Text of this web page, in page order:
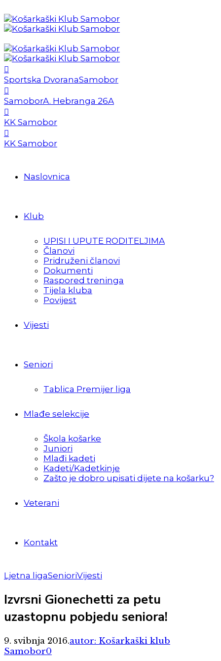
Sportska DvoranaSamobor
SamoborA. Hebranga 26A
KK Samobor
KK Samobor
Naslovnica
Klub
UPISI I UPUTE RODITELJIMA
Članovi
Pridruženi članovi
Dokumenti
Raspored treninga
Tijela kluba
Povijest
Vijesti
Seniori
Tablica Premijer liga
Mlađe selekcije
Škola košarke
Juniori
Mlađi kadeti
Kadeti/Kadetkinje
Zašto je dobro upisati dijete na košarku?
Veterani
Kontakt
Ljetna ligaSenioriVijesti
Izvrsni Gionechetti za petu
uzastopnu pobjedu seniora!
9. svibnja 2016.autor: Košarkaški klub
Samobor0